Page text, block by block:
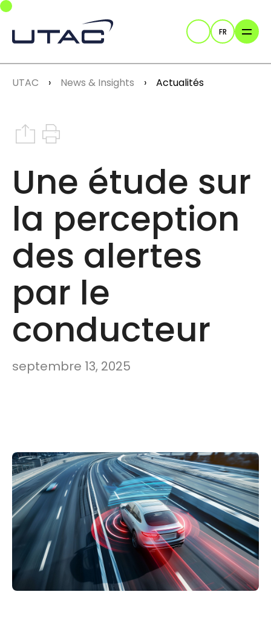
Skip to main navigation
Skip to main content
Skip to page footer
Recherche
FR
You are here:
UTAC News & Insights Actualités
Share on Instagram
Print this article
Une étude sur
la perception
des alertes
par le
conducteur
septembre 13, 2025